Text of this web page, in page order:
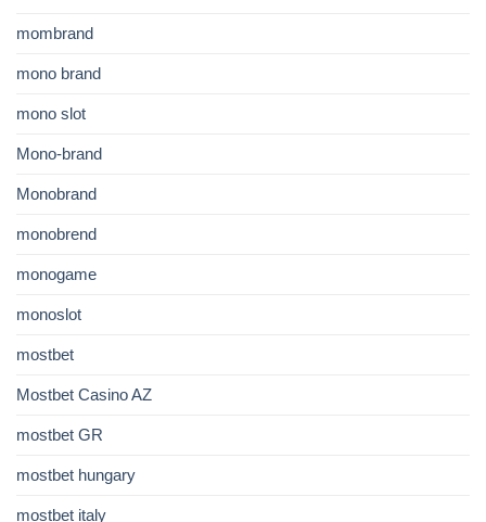
mombrand
mono brand
mono slot
Mono-brand
Monobrand
monobrend
monogame
monoslot
mostbet
Mostbet Casino AZ
mostbet GR
mostbet hungary
mostbet italy